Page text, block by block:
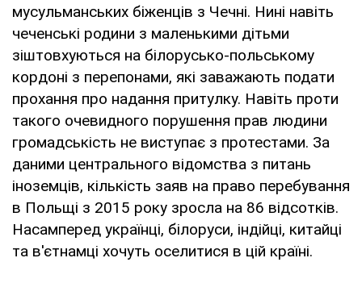
мусульманських біженців з Чечні. Нині навіть
чеченські родини з маленькими дітьми
зіштовхуються на білорусько-польському
кордоні з перепонами, які заважають подати
прохання про надання притулку. Навіть проти
такого очевидного порушення прав людини
громадськість не виступає з протестами. За
даними центрального відомства з питань
іноземців, кількість заяв на право перебування
в Польщі з 2015 року зросла на 86 відсотків.
Насамперед українці, білоруси, індійці, китайці
та в'єтнамці хочуть оселитися в цій країні.